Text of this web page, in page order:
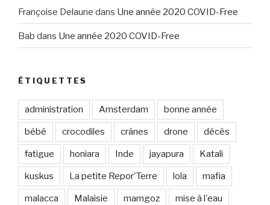
Françoise Delaune dans Une année 2020 COVID-Free
Bab dans Une année 2020 COVID-Free
ÉTIQUETTES
administration Amsterdam bonne année
bébé crocodiles crânes drone décès
fatigue honiara Inde jayapura Katali
kuskus La petite Repor'Terre lola mafia
malacca Malaisie mamgoz mise à l'eau